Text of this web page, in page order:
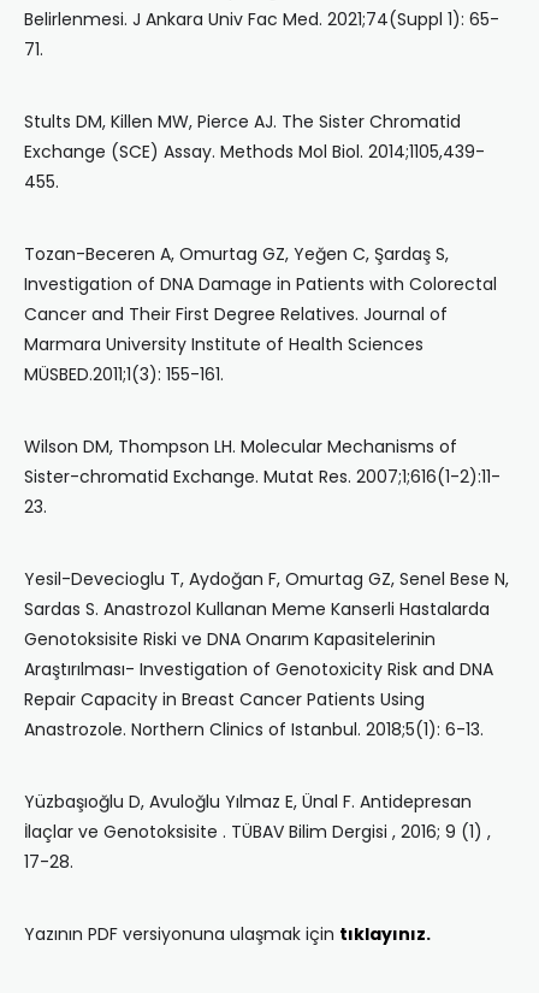
Belirlenmesi. J Ankara Univ Fac Med. 2021;74(Suppl 1): 65-
71.
Stults DM, Killen MW, Pierce AJ. The Sister Chromatid
Exchange (SCE) Assay. Methods Mol Biol. 2014;1105,439-
455.
Tozan-Beceren A, Omurtag GZ, Yeğen C, Şardaş S,
Investigation of DNA Damage in Patients with Colorectal
Cancer and Their First Degree Relatives. Journal of
Marmara University Institute of Health Sciences
MÜSBED.2011;1(3): 155-161.
Wilson DM, Thompson LH. Molecular Mechanisms of
Sister-chromatid Exchange. Mutat Res. 2007;1;616(1-2):11-
23.
Yesil-Devecioglu T, Aydoğan F, Omurtag GZ, Senel Bese N,
Sardas S. Anastrozol Kullanan Meme Kanserli Hastalarda
Genotoksisite Riski ve DNA Onarım Kapasitelerinin
Araştırılması- Investigation of Genotoxicity Risk and DNA
Repair Capacity in Breast Cancer Patients Using
Anastrozole. Northern Clinics of Istanbul. 2018;5(1): 6-13.
Yüzbaşıoğlu D, Avuloğlu Yılmaz E, Ünal F. Antidepresan
İlaçlar ve Genotoksisite . TÜBAV Bilim Dergisi , 2016; 9 (1) ,
17-28.
Yazının PDF versiyonuna ulaşmak için tıklayınız.